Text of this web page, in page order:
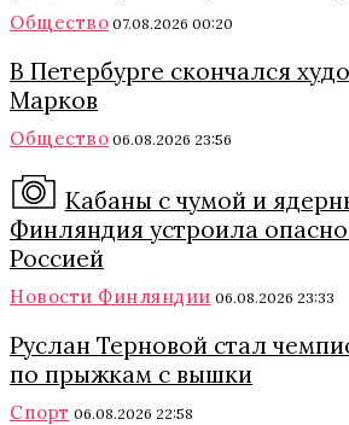
Общество 07.08.2026 00:20
В Петербурге скончался
Марков
Общество 06.08.2026 23:56
Кабаны с чумой и
Финляндия устроила
Россией
Новости Финляндии 06.08.2026 23:33
Руслан Терновой стал
по прыжкам с вышки
Спорт 06.08.2026 22:58